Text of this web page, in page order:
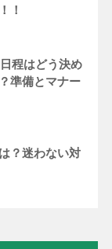
！
程はどう決め
準備とマナー
？迷わない対